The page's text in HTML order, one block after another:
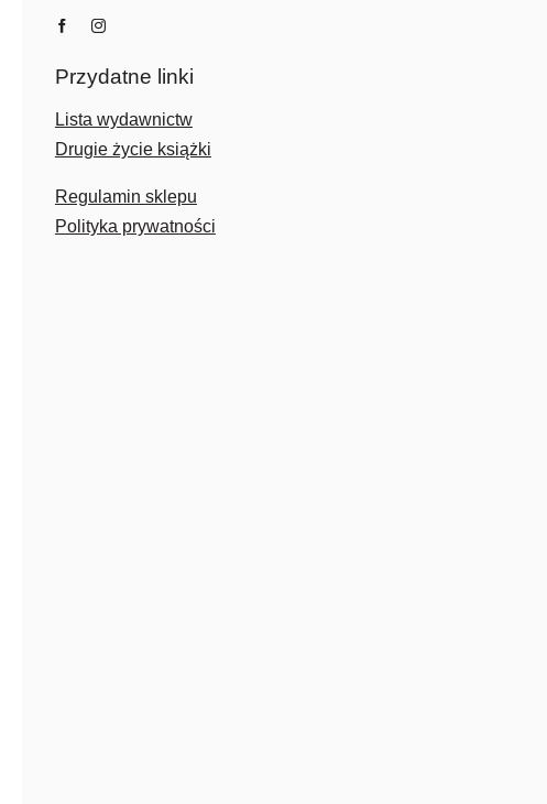
Przydatne linki
Lista wydawnictw
Drugie życie książki
Regulamin sklepu
Polityka prywatności